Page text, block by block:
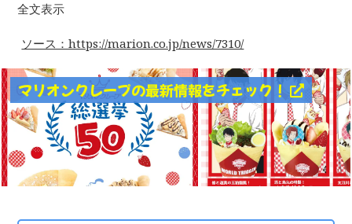
全文表示
ソース：https://marion.co.jp/news/7310/
マリオンクレープの最新情報をチェック！